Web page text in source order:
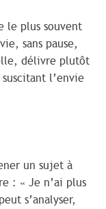
le plus souvent
sans pause,
délivre plutôt
l’envie
un sujet à
: « Je n’ai plus
s’analyser,